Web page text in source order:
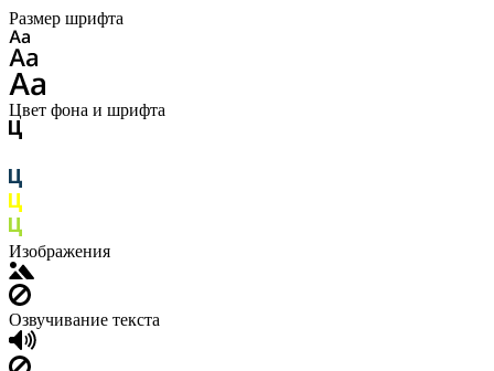
Размер шрифта
Цвет фона и шрифта
Изображения
Озвучивание текста